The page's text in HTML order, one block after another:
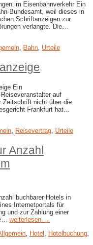
im Eisenbahnverkehr Ein
Bundesamt, weil dieses in
Schriftanzeigen zur
verlangte. Die…
, Bahn, Urteile
Ein
auf
Zeitschrift nicht über die
Frankfurt hat…
, Reisevertrag, Urteile
Anzahl
buchbarer Hotels in
Internetportals für
und zur Zahlung einer
weiterlesen →
Hotel Hotelbuchung